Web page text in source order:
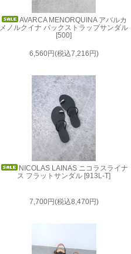
AVARCA MENORQUINA アバルカ
メノルクイナ バックストラップサンダル
[500]
6,560円(税込7,216円)
NICOLAS LAINAS ニコラスライナ
ス フラットサンダル [913L-T]
7,700円(税込8,470円)